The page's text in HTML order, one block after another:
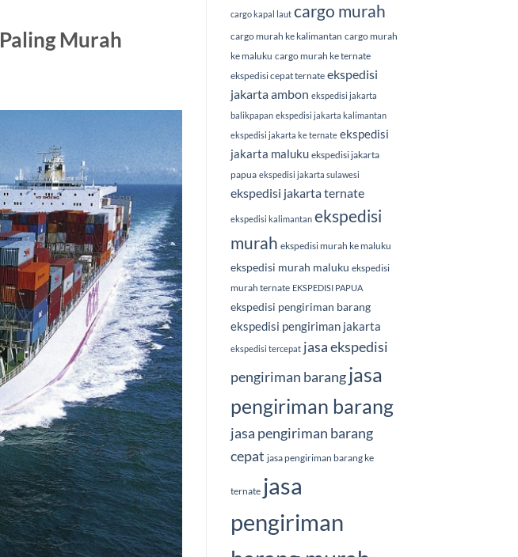
Murah
cargo kapal laut cargo murah
cargo murah ke kalimantan cargo murah
ke maluku cargo murah ke ternate
ekspedisi cepat ternate ekspedisi
jakarta ambon ekspedisi jakarta
balikpapan ekspedisi jakarta kalimantan
ekspedisi jakarta ke ternate ekspedisi
jakarta maluku ekspedisi jakarta
papua ekspedisi jakarta sulawesi
ekspedisi jakarta ternate
ekspedisi kalimantan ekspedisi
murah ekspedisi murah ke maluku
ekspedisi murah maluku ekspedisi
murah ternate EKSPEDISI PAPUA
ekspedisi pengiriman barang
ekspedisi pengiriman jakarta
ekspedisi tercepat jasa ekspedisi
pengiriman barang jasa
pengiriman barang
jasa pengiriman barang
cepat jasa pengiriman barang ke
ternate jasa
pengiriman